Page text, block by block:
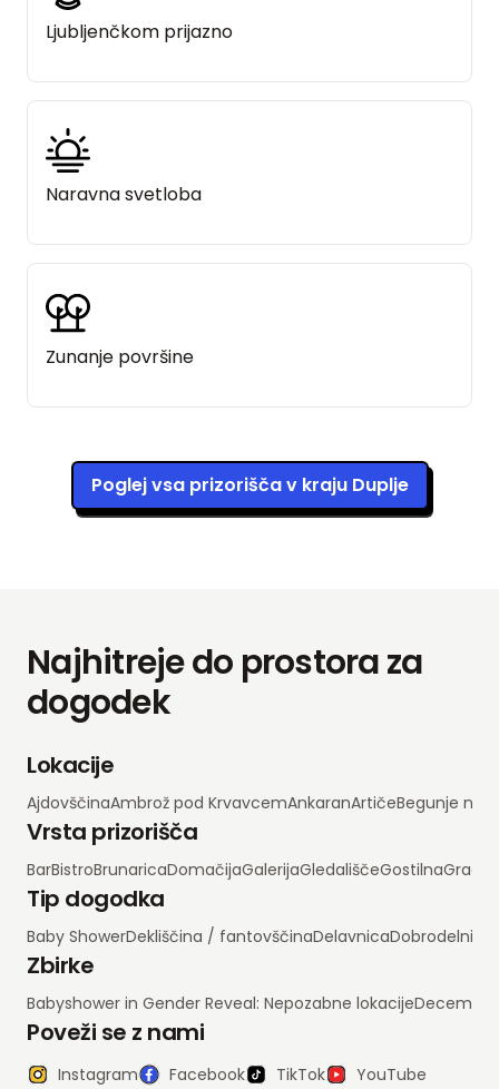
Ljubljenčkom prijazno
Naravna svetloba
Zunanje površine
Poglej vsa prizorišča v kraju Duplje
Najhitreje do prostora za
dogodek
Lokacije
AjdovščinaAmbrož pod KrvavcemAnkaranArtičeBegunje na
Vrsta prizorišča
BarBistroBrunaricaDomačijaGalerijaGledališčeGostilnaGrad
Tip dogodka
Baby ShowerDekliščina / fantovščinaDelavnicaDobrodelni
Zbirke
Babyshower in Gender Reveal: Nepozabne lokacije
Poveži se z nami
Instagram Facebook TikTok YouTube